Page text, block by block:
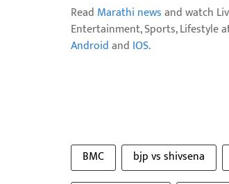
Read Marathi newsand watch
Entertainment, Sports, Lifestyle
Androidand IOS.
BMC bjp vs shivsena